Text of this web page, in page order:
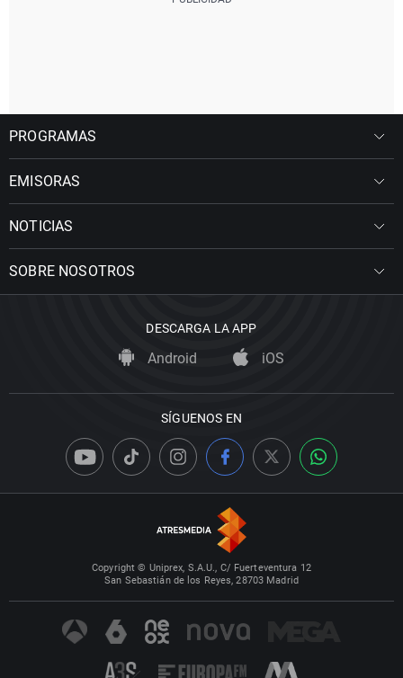
PROGRAMAS
EMISORAS
NOTICIAS
SOBRE NOSOTROS
DESCARGA LA APP
Android iOS
SÍGUENOS EN
Copyright © Uniprex, S.A.U., C/ Fuerteventura 12
San Sebastián de los Reyes, 28703 Madrid